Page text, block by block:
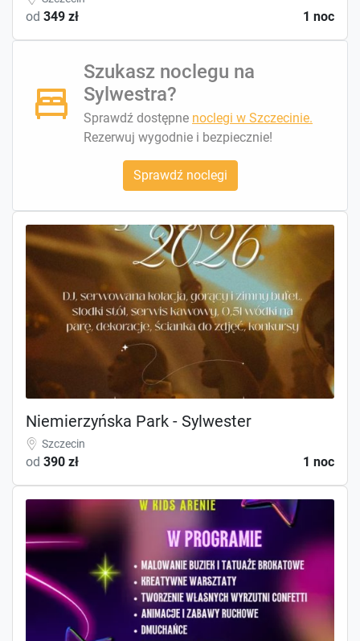
od 349 zł 1 noc
Szukasz noclegu na
Sylwestra?
Sprawdź dostępne noclegi w Szczecinie.
Rezerwuj wygodnie i bezpiecznie!
Sprawdź noclegi
Niemierzyńska Park - Sylwester
Szczecin
od 390 zł 1 noc